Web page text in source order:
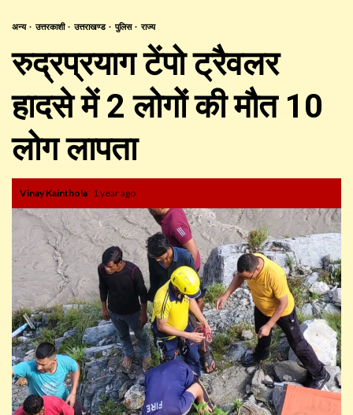
अन्य उत्तरकाशी उत्तराखण्ड पुलिस राज्य
रुद्रप्रयाग टेंपो ट्रैवलर
हादसे में 2 लोगों की मौत 10
लोग लापता
Vinay Kainthola 1 year ago